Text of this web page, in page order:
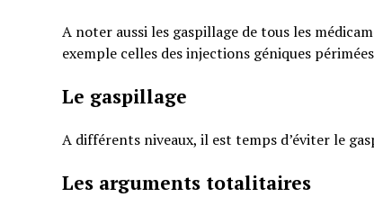
A noter aussi les gaspillage de tous les
exemple celles des injections géniques
Le gaspillage
A différents niveaux, il est temps d’éviter le
Les arguments totalitaires